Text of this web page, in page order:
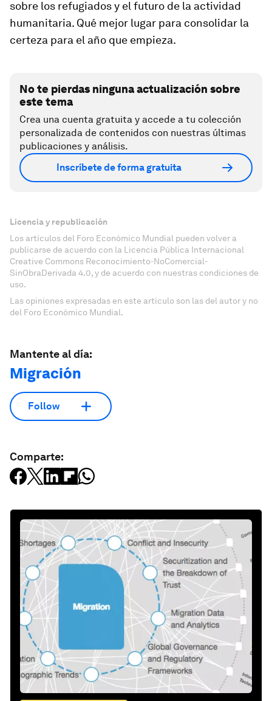
sobre los refugiados y el futuro de la actividad
humanitaria. Qué mejor lugar para consolidar la
certeza para el año que empieza.
No te pierdas ninguna actualización sobre
este tema
Crea una cuenta gratuita y accede a tu colección
personalizada de contenidos con nuestras últimas
publicaciones y análisis.
Inscríbete de forma gratuita
Licencia y republicación
Los artículos del Foro Económico Mundial pueden volver a
publicarse de acuerdo con la Licencia Pública Internacional
Creative Commons Reconocimiento-NoComercial-
SinObraDerivada 4.0, y de acuerdo con nuestras condiciones de
uso.
Las opiniones expresadas en este artículo son las del autor y no
del Foro Económico Mundial.
Mantente al día:
Migración
Follow
Comparte: